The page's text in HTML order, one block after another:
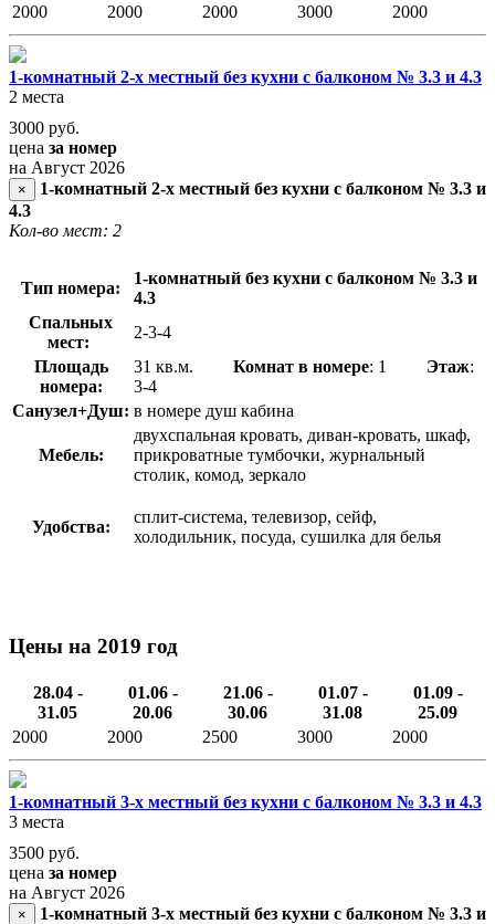
2000
2000 2000 3000 2000
1-комнатный 2-х местный без кухни с балконом № 3.3 и 4.3
2 места
3000 руб.
цена за номер
на Август 2026
×
1-комнатный 2-х местный без кухни с балконом № 3.3 и
4.3
Кол-во мест: 2
Тип номера:
1-комнатный без кухни с балконом № 3.3 и
4.3
Спальных
мест:
2-3-4
Площадь
номера:
31 кв.м. Комнат в номере: 1 Этаж:
3-4
Санузел+Душ: в номере душ кабина
Мебель:
двухспальная кровать, диван-кровать, шкаф,
прикроватные тумбочки, журнальный
столик, комод, зеркало
Удобства:
сплит-система, телевизор, сейф,
холодильник, посуда, сушилка для белья
Цены на 2019 год
28.04 -
31.05
01.06 -
20.06
21.06 -
30.06
01.07 -
31.08
01.09 -
25.09
2000
2000 2500 3000 2000
1-комнатный 3-х местный без кухни с балконом № 3.3 и 4.3
3 места
3500 руб.
цена за номер
на Август 2026
×
1-комнатный 3-х местный без кухни с балконом № 3.3 и